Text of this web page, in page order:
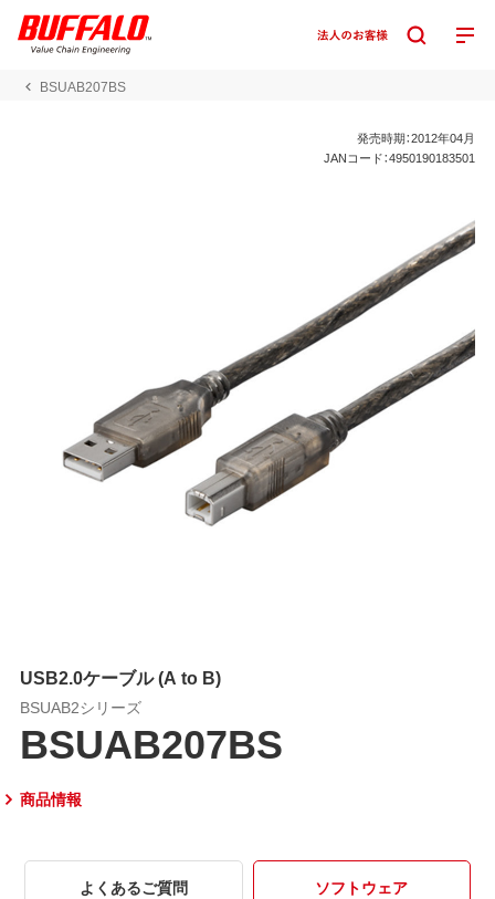
BSUAB207BS
発売時期：2012年04月
JANコード：4950190183501
USB2.0ケーブル (A to B)
BSUAB2シリーズ
BSUAB207BS
商品情報
よくあるご質問 ソフトウェア